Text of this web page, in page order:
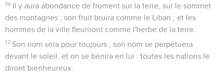
16 Il y aura abondance de froment sur la terre, sur le sommet
des montagnes ; son fruit bruira comme le Liban ; et les
hommes de la ville fleuriront comme l'herbe de la terre.
17 Son nom sera pour toujours ; son nom se perpétuera
devant le soleil, et on se bénira en lui : toutes les nations le
diront bienheureux.